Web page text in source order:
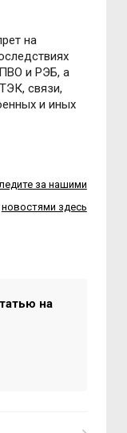
на
и РЭБ, а
связи,
и иных
за нашими
новостями здесь
на